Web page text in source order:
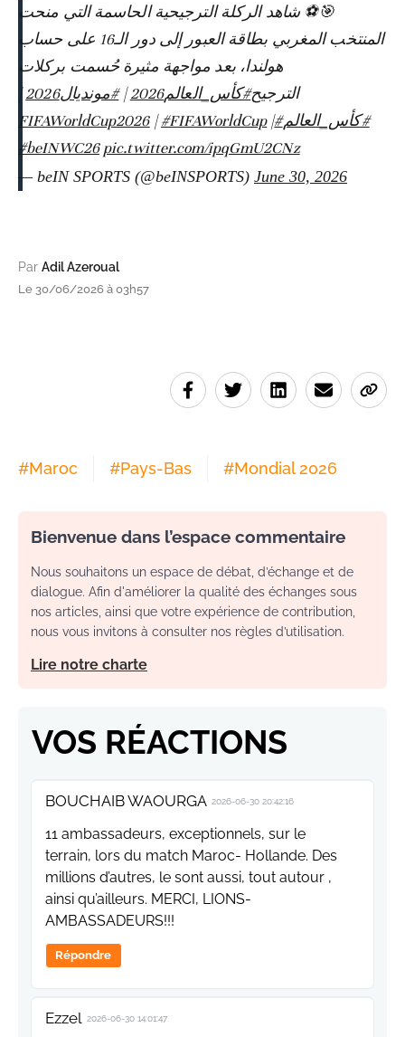
🎯⚽️ شاهد الركلة الترجيحية الحاسمة التي منحت
المنتخب المغربي بطاقة العبور إلى دور الـ16 على حساب
هولندا، بعد مواجهة مثيرة حُسمت بركلات
الترجيح#كأس_العالم2026 |#مونديال2026
|
#كأس_العالم#FIFAWorldCup2026
|#FIFAWorldCup|
#beINWC26 pic.twitter.com/ipqGmU2CNz
— beIN SPORTS (@beINSPORTS) June 30, 2026
Par Adil Azeroual
Le 30/06/2026 à 03h57
#Maroc #Pays-Bas #Mondial 2026
Bienvenue dans l’espace commentaire
Nous souhaitons un espace de débat, d’échange et de
dialogue. Afin d'améliorer la qualité des échanges sous
nos articles, ainsi que votre expérience de contribution,
nous vous invitons à consulter nos règles d’utilisation.
Lire notre charte
VOS RÉACTIONS
BOUCHAIB WAOURGA 2026-06-30 20:42:16
11 ambassadeurs, exceptionnels, sur le
terrain, lors du match Maroc- Hollande. Des
millions d’autres, le sont aussi, tout autour ,
ainsi qu’ailleurs. MERCI, LIONS-
AMBASSADEURS!!!
Répondre
Ezzel 2026-06-30 14:01:47